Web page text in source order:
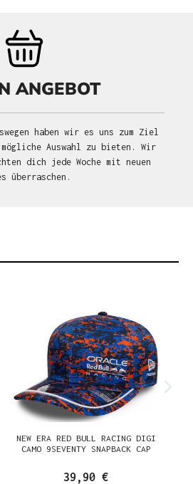
ANGEBOT
haben wir es uns zum Ziel
Auswahl zu bieten. Wir
dich jede Woche mit neuen
überraschen.
NEW ERA RED BULL RACING DIGI
CAMO 9SEVENTY SNAPBACK CAP
39,90 €